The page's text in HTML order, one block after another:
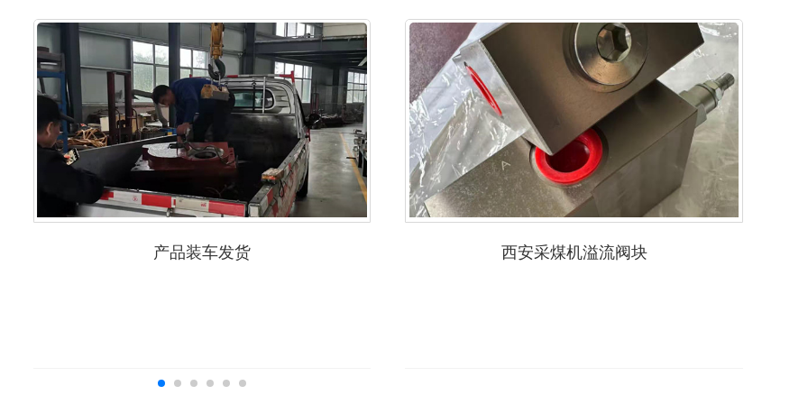
产品装车发货 西安采煤机溢流阀块